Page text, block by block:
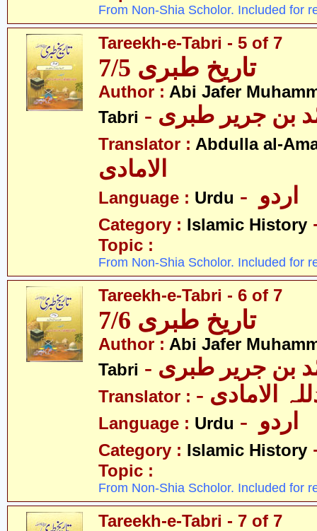
From Non-Shia Scholor. Included for
Tareekh-e-Tabri - 5 of 7
تاریخ طبری 7/5
Author : Abi Jafer
Tabri
بن جریر طبری
Translator : Abdulla al-
الامادی
Language : Urdu
Category : Islamic History
Topic :
From Non-Shia Scholor. Included for
Tareekh-e-Tabri - 6 of 7
تاریخ طبری 7/6
Author : Abi Jafer
Tabri
بن جریر طبری
Translator : الامادی
Language : Urdu
Category : Islamic History
Topic :
From Non-Shia Scholor. Included for
Tareekh-e-Tabri - 7 of 7